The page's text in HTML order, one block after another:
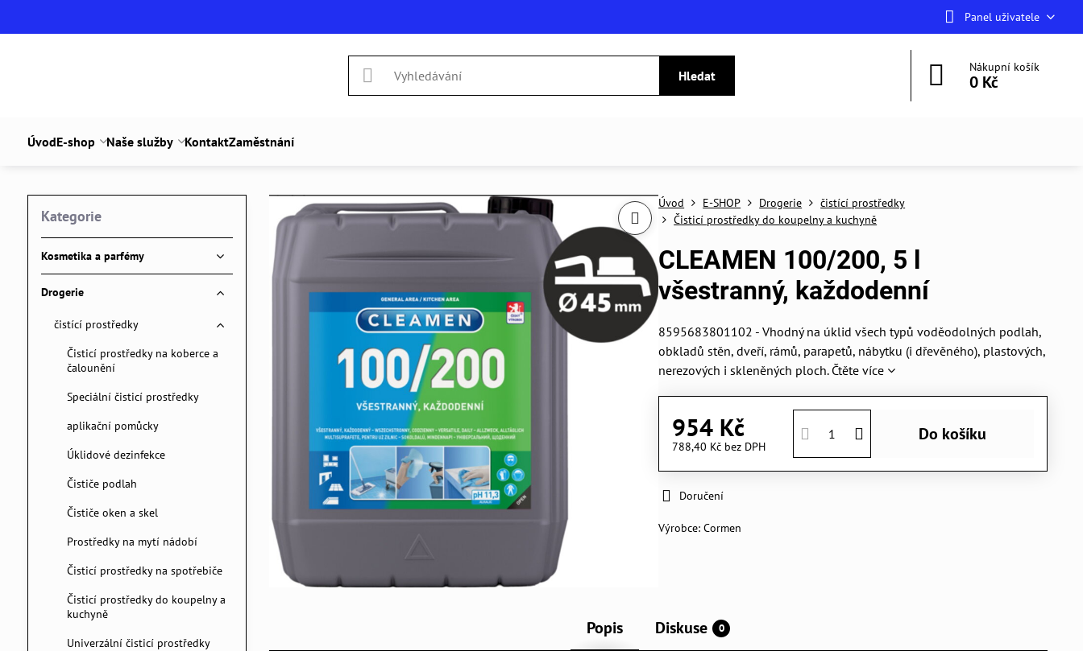
Panel uživatele
Hledat
Nákupní košík
0 Kč
ÚvodE-shop Naše služby KontaktZaměstnání
Úvod E-SHOP Drogerie
čistící prostředky
Čisticí prostředky do koupelny a kuchyně
CLEAMEN 100/200, 5 l
všestranný, každodenní
8595683801102 - Vhodný na úklid všech typů voděodolných podlah,
obkladů stěn, dveří, rámů, parapetů, nábytku (i dřevěného), plastových,
nerezových i skleněných ploch. Čtěte více
954 Kč
788,40 Kč bez DPH
Do košíku
Doručení
Výrobce:Cormen
Popis Diskuse 0
Kategorie
Kosmetika a parfémy
Drogerie
čistící prostředky
Čisticí prostředky na koberce a
čalounění
Speciální čisticí prostředky
aplikační pomůcky
Úklidové dezinfekce
Čističe podlah
Čističe oken a skel
Prostředky na mytí nádobí
Čisticí prostředky na spotřebiče
Čisticí prostředky do koupelny a
kuchyně
Univerzální čisticí prostředky